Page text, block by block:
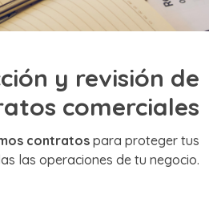
y revisión de
comerciales
contratos para proteger tus
las operaciones de tu negocio.